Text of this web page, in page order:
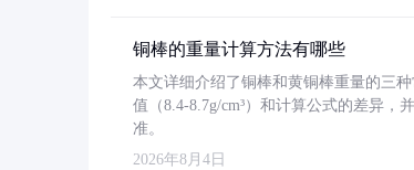
铜棒的重量计算方法有哪些
本文详细介绍了铜棒和黄铜棒重量的三
值（8.4-8.7g/cm³）和计算公式的差异，
准。
2026年8月4日